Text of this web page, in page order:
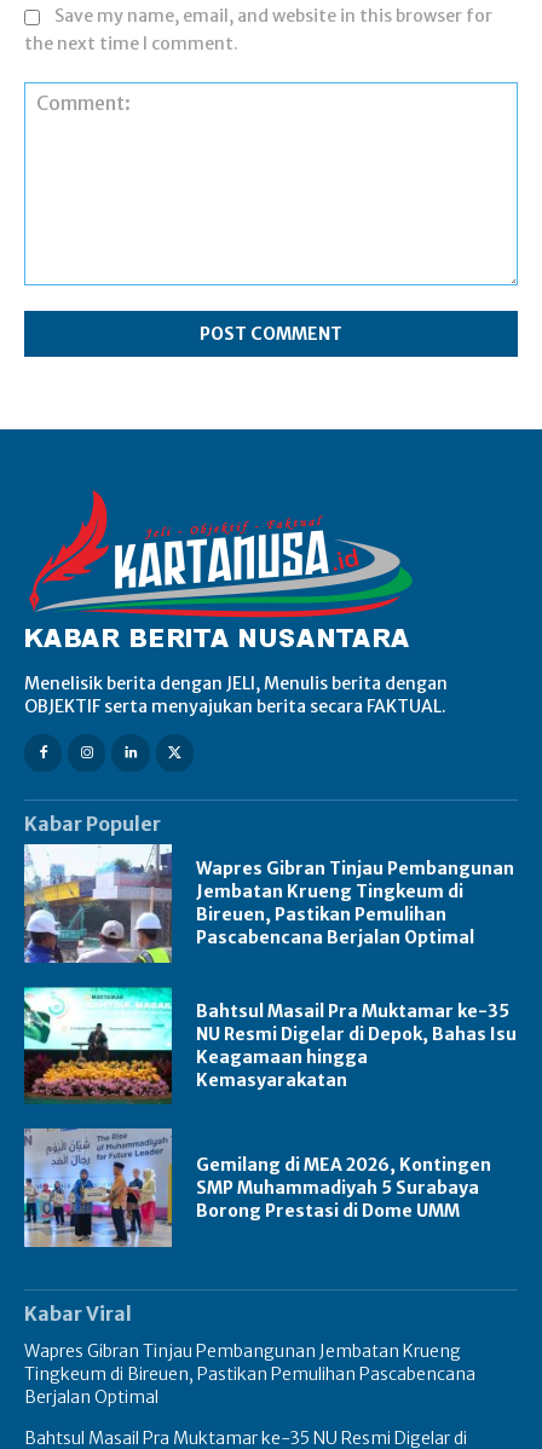
Save my name, email, and website in this browser for
the next time I comment.
Menelisik berita dengan JELI, Menulis berita dengan
OBJEKTIF serta menyajukan berita secara FAKTUAL.
Kabar Populer
Wapres Gibran Tinjau Pembangunan
Jembatan Krueng Tingkeum di
Bireuen, Pastikan Pemulihan
Pascabencana Berjalan Optimal
Bahtsul Masail Pra Muktamar ke-35
NU Resmi Digelar di Depok, Bahas Isu
Keagamaan hingga
Kemasyarakatan
Gemilang di MEA 2026, Kontingen
SMP Muhammadiyah 5 Surabaya
Borong Prestasi di Dome UMM
Kabar Viral
Wapres Gibran Tinjau Pembangunan Jembatan Krueng
Tingkeum di Bireuen, Pastikan Pemulihan Pascabencana
Berjalan Optimal
Bahtsul Masail Pra Muktamar ke-35 NU Resmi Digelar di